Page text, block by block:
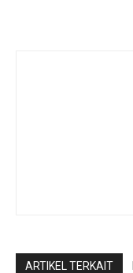
ARTIKEL TERKAIT